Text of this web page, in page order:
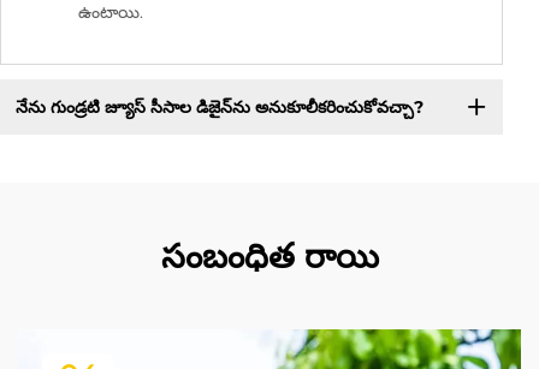
ఉంటాయి.
నేను గుండ్రటి జ్యూస్ సీసాల డిజైన్‌ను అనుకూలీకరించుకోవచ్చా?
సంబంధిత రాయి